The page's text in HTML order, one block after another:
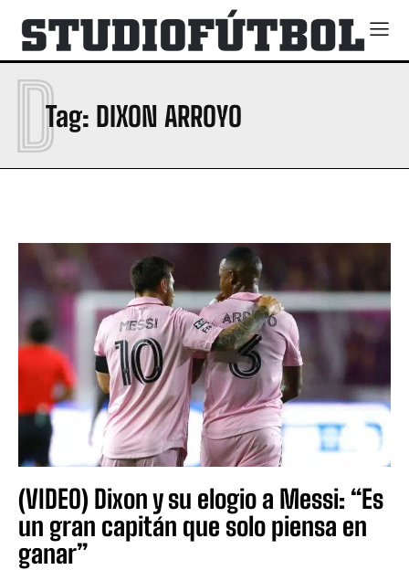
Tag: DIXON ARROYO
D
(VIDEO) Dixon y su elogio a Messi: “Es
un gran capitán que solo piensa en
ganar”